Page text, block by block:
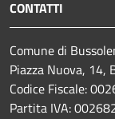
CONTATTI
Comune di
Piazza Nuova, 14,
Codice Fiscale:
Partita IVA: